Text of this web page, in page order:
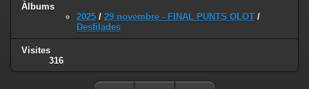
Àlbums
2025 / 29 novembre - FINAL PUNTS OLOT /
Desfilades
Visites
316